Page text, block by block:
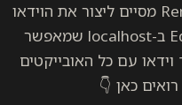
הכי טוב שגייסתם וברגע ש-Remotion מסיים ליצור את הוידאו
לפי ההנחיות שלכם, הוא יוצר Editor ב-localhost שמאפשר
עם כל האובייקטים
כאן 👇